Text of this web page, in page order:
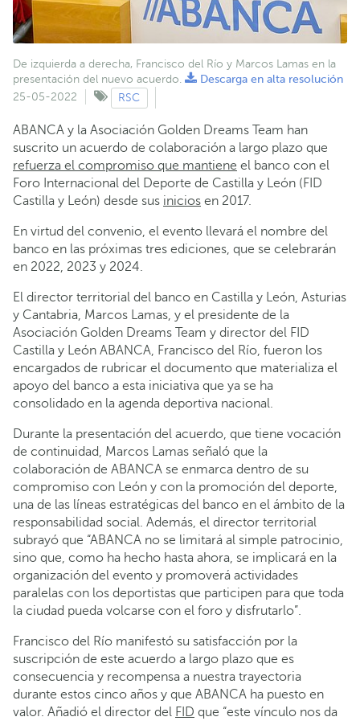
De izquierda a derecha, Francisco del Río y Marcos Lamas en la
presentación del nuevo acuerdo.
Descarga en alta resolución
25-05-2022
RSC
ABANCA y la Asociación Golden Dreams Team han
suscrito un acuerdo de colaboración a largo plazo que
refuerza el compromiso que mantiene el banco con el
Foro Internacional del Deporte de Castilla y León (FID
Castilla y León) desde sus inicios en 2017.
En virtud del convenio, el evento llevará el nombre del
banco en las próximas tres ediciones, que se celebrarán
en 2022, 2023 y 2024.
El director territorial del banco en Castilla y León, Asturias
y Cantabria, Marcos Lamas, y el presidente de la
Asociación Golden Dreams Team y director del FID
Castilla y León ABANCA, Francisco del Río, fueron los
encargados de rubricar el documento que materializa el
apoyo del banco a esta iniciativa que ya se ha
consolidado en la agenda deportiva nacional.
Durante la presentación del acuerdo, que tiene vocación
de continuidad, Marcos Lamas señaló que la
colaboración de ABANCA se enmarca dentro de su
compromiso con León y con la promoción del deporte,
una de las líneas estratégicas del banco en el ámbito de la
responsabilidad social. Además, el director territorial
subrayó que “ABANCA no se limitará al simple patrocinio,
sino que, como ha hecho hasta ahora, se implicará en la
organización del evento y promoverá actividades
paralelas con los deportistas que participen para que toda
la ciudad pueda volcarse con el foro y disfrutarlo”.
Francisco del Río manifestó su satisfacción por la
suscripción de este acuerdo a largo plazo que es
consecuencia y recompensa a nuestra trayectoria
durante estos cinco años y que ABANCA ha puesto en
valor. Añadió el director del FID que “este vínculo nos da